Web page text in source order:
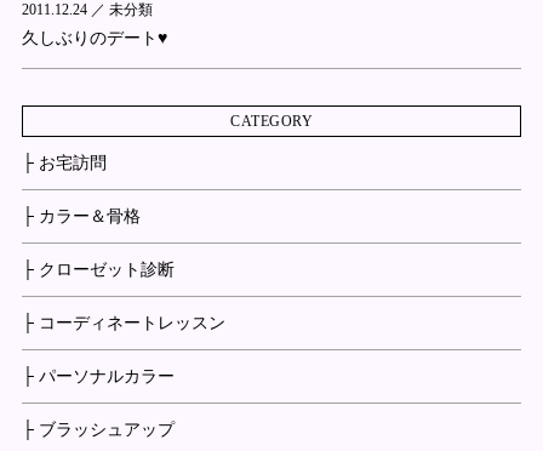
2011.12.24 ／ 未分類
久しぶりのデート♥
CATEGORY
├ お宅訪問
├ カラー＆骨格
├ クローゼット診断
├ コーディネートレッスン
├ パーソナルカラー
├ ブラッシュアップ